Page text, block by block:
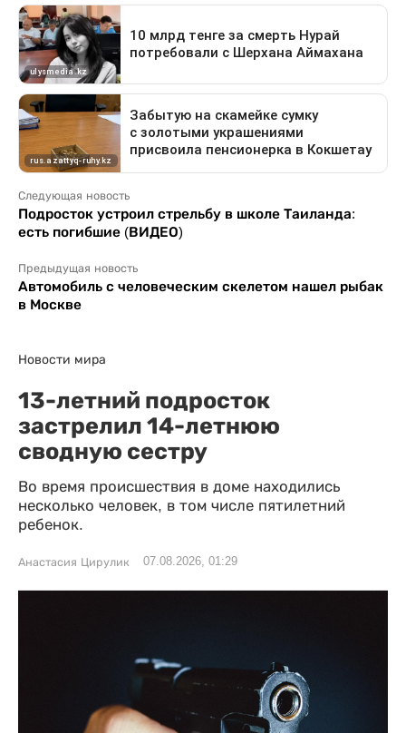
Следующая новость
Подросток устроил стрельбу в школе Таиланда:
есть погибшие (ВИДЕО)
Предыдущая новость
Автомобиль с человеческим скелетом нашел рыбак
в Москве
Новости мира
13-летний подросток
застрелил 14-летнюю
сводную сестру
Во время происшествия в доме находились
несколько человек, в том числе пятилетний
ребенок.
Анастасия Цирулик 07.08.2026, 01:29